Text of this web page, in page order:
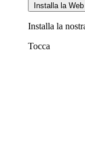
Installa la
Installa la
Tocca